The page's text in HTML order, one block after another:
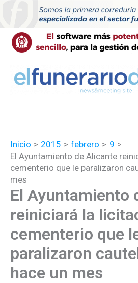
contenido
Inicio 2015 febrero
9
El Ayuntamiento de Alicante
cementerio que le paralizaron
mes
El Ayuntamiento
reiniciará la
cementerio que
paralizaron
hace un mes